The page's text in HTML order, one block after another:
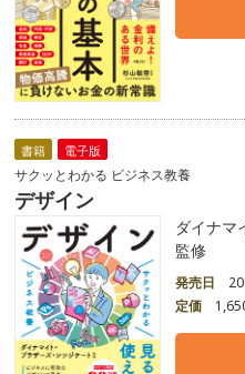
書籍 電子版
サクッとわかる ビジネス教養
デザイン
ダイナマ
監修
発売日
定価